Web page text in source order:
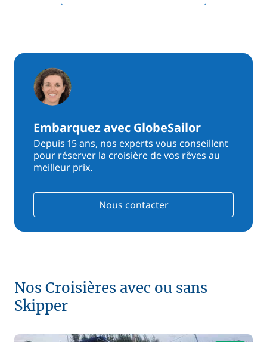
Embarquez avec GlobeSailor
Depuis 15 ans, nos experts vous conseillent
pour réserver la croisière de vos rêves au
meilleur prix.
Nous contacter
Nos Croisières avec ou sans
Skipper